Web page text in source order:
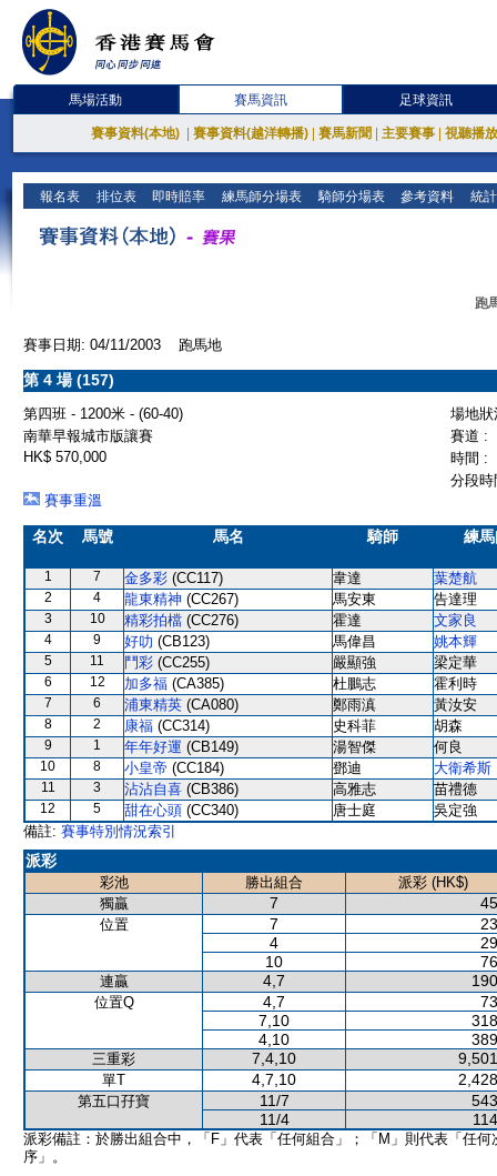
馬場活動 賽馬資訊 足球資訊
賽事資料(本地) 賽事資料(越洋轉播) 賽馬新聞 主要賽事 視聽播
報名表 排位表 即時賠率 練馬師分場表 騎師分場表 參考資料 統
跑
賽事日期: 04/11/2003 跑馬地
第 4 場 (157)
第四班 - 1200米 - (60-40)
場地
南華早報城市版讓賽
賽道 :
HK$ 570,000
時間 :
分段
賽事重溫
名次 馬號 馬名 騎師 練
1 7 金多彩 (CC117) 韋達 葉楚航
2 4 龍東精神 (CC267) 馬安東 告達理
3 10 精彩拍檔 (CC276) 霍達 文家良
4 9 好叻 (CB123) 馬偉昌 姚本輝
5 11 鬥彩 (CC255) 嚴顯強 梁定華
6 12 加多福 (CA385) 杜鵬志 霍利時
7 6 浦東精英 (CA080) 鄭雨滇 黃汝安
8 2 康福 (CC314) 史科菲 胡森
9 1 年年好運 (CB149) 湯智傑 何良
10 8 小皇帝 (CC184) 鄧迪 大衛希斯
11 3 沾沾自喜 (CB386) 高雅志 苗禮德
12 5 甜在心頭 (CC340) 唐士庭
吳定強
備註: 賽事特別情況索引
派彩
彩池 勝出組合
派彩 (HK$)
獨贏
7
位置 7
4
10
連贏 4,7
位置Q 4,7
7,10
4,10
三重彩 7,4,10
單T 4,7,10
第五口孖寶 11/7
11/4
派彩備註：於勝出組合中，「F」代表「任何組合」；「M」則代表「任何
序」。